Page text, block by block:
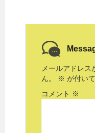
メールアドレ
ん。
※ が付い
コメント ※